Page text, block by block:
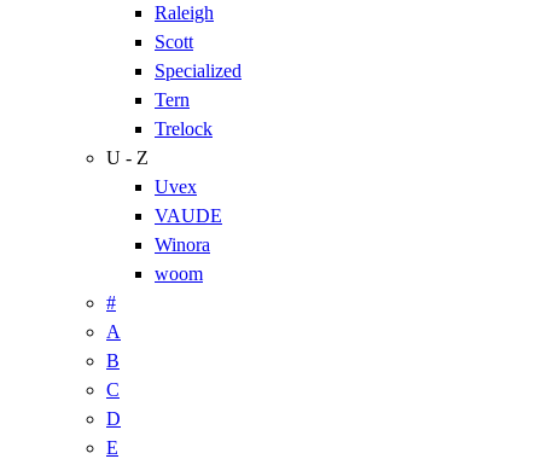
Raleigh
Scott
Specialized
Tern
Trelock
U - Z
Uvex
VAUDE
Winora
woom
#
A
B
C
D
E